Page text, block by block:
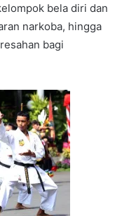
bela diri dan
narkoba, hingga
bagi